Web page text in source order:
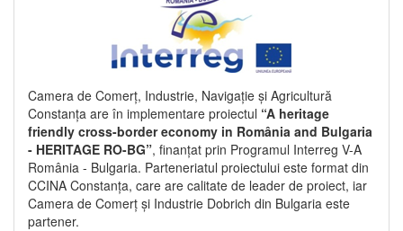
Camera de Comerț, Industrie, Navigație și Agricultură
Constanța are în implementare proiectul “A heritage
friendly cross-border economy in România and Bulgaria
- HERITAGE RO-BG”, finanțat prin Programul Interreg V-A
România - Bulgaria. Parteneriatul proiectului este format din
CCINA Constanța, care are calitate de leader de proiect, iar
Camera de Comerț și Industrie Dobrich din Bulgaria este
partener.